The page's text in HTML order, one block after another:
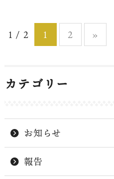
1 / 2 1 2 »
カテゴリー
お知らせ
報告